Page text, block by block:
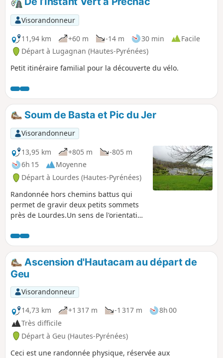
Visorandonneur
11,94 km
+60 m -14 m 30 min
Facile
Départ à Lugagnan (Hautes-Pyrénées)
Petit itinéraire familial pour la découverte du vélo.
Soum de Basta et Pic du Jer
Visorandonneur
13,95 km
+805 m
-805 m
6h 15
Moyenne
Départ à Lourdes (Hautes-Pyrénées)
Randonnée hors chemins battus qui
permet de gravir deux petits sommets
près de Lourdes.Un sens de l'orientation
Jer. Par temps de pluie, ne pas
entreprendre cette randonnée. ⚠️
Remarque utilisateur du 08 mars 2026
=> Il semble y avoir un sérieux
problème d'accès au départ à cause de
la piste dégradée. Voir solution
alternative en informations pratiques.
Ascension d'Hautacam au départ de
Geu
Visorandonneur
14,73 km
+1 317 m -1 317 m
8h 00
Très difficile
Départ à Geu (Hautes-Pyrénées)
Ceci est une randonnée physique, réservée aux